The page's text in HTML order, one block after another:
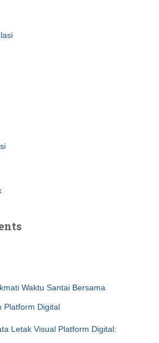
Waktu Santai Bersama
Platform Digital
Letak Visual Platform Digital: